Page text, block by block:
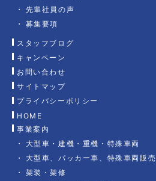
HOME
事業案内
大型車・建機・重機・特殊車両
大型車、パッカー車、特殊車両販売
架装・架修
先輩社員の声
募集要項
スタッフブログ
キャンペーン
お問い合わせ
サイトマップ
プライバシーポリシー